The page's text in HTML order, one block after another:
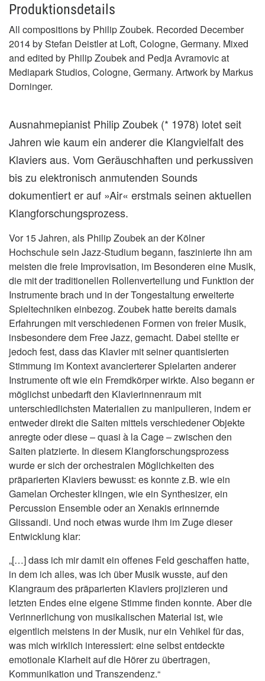
Produktionsdetails
All compositions by Philip Zoubek. Recorded December
2014 by Stefan Deistler at Loft, Cologne, Germany. Mixed
and edited by Philip Zoubek and Pedja Avramovic at
Mediapark Studios, Cologne, Germany. Artwork by Markus
Dorninger.
Ausnahmepianist Philip Zoubek (* 1978) lotet seit
Jahren wie kaum ein anderer die Klangvielfalt des
Klaviers aus. Vom Geräuschhaften und perkussiven
bis zu elektronisch anmutenden Sounds
dokumentiert er auf »Air« erstmals seinen aktuellen
Klangforschungsprozess.
Vor 15 Jahren, als Philip Zoubek an der Kölner
Hochschule sein Jazz-Studium begann, faszinierte ihn am
meisten die freie Improvisation, im Besonderen eine Musik,
die mit der traditionellen Rollenverteilung und Funktion der
Instrumente brach und in der Tongestaltung erweiterte
Spieltechniken einbezog. Zoubek hatte bereits damals
Erfahrungen mit verschiedenen Formen von freier Musik,
insbesondere dem Free Jazz, gemacht. Dabei stellte er
jedoch fest, dass das Klavier mit seiner quantisierten
Stimmung im Kontext avancierterer Spielarten anderer
Instrumente oft wie ein Fremdkörper wirkte. Also begann er
möglichst unbedarft den Klavierinnenraum mit
unterschiedlichsten Materialien zu manipulieren, indem er
entweder direkt die Saiten mittels verschiedener Objekte
anregte oder diese – quasi à la Cage – zwischen den
Saiten platzierte. In diesem Klangforschungsprozess
wurde er sich der orchestralen Möglichkeiten des
präparierten Klaviers bewusst: es konnte z.B. wie ein
Gamelan Orchester klingen, wie ein Synthesizer, ein
Percussion Ensemble oder an Xenakis erinnernde
Glissandi. Und noch etwas wurde ihm im Zuge dieser
Entwicklung klar:
„[…] dass ich mir damit ein offenes Feld geschaffen hatte,
in dem ich alles, was ich über Musik wusste, auf den
Klangraum des präparierten Klaviers projizieren und
letzten Endes eine eigene Stimme finden konnte. Aber die
Verinnerlichung von musikalischen Material ist, wie
eigentlich meistens in der Musik, nur ein Vehikel für das,
was mich wirklich interessiert: eine selbst entdeckte
emotionale Klarheit auf die Hörer zu übertragen,
Kommunikation und Transzendenz.“